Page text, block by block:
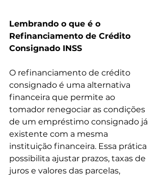
Lembrando o que é o
Refinanciamento de Crédito
Consignado INSS
O refinanciamento de crédito
consignado é uma alternativa
financeira que permite ao
tomador renegociar as condições
de um empréstimo consignado já
existente com a mesma
instituição financeira. Essa prática
possibilita ajustar prazos, taxas de
juros e valores das parcelas,